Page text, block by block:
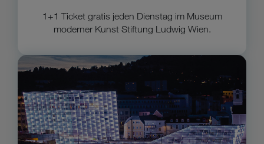
1+1 Ticket gratis jeden Dienstag im Museum
moderner Kunst Stiftung Ludwig Wien.
Zu Ars Electronica